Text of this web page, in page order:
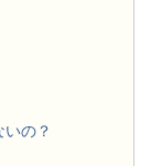
の？